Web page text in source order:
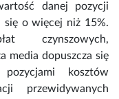
danej pozycji
się o więcej niż 15%.
czynszowych,
media dopuszcza się
pozycjami kosztów
przewidywanych